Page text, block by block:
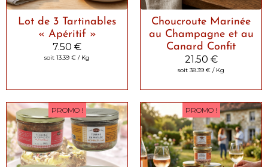
Lot de 3 Tartinables
« Apéritif »
7.50 €
soit 13.39 € / Kg
Choucroute Marinée
au Champagne et au
Canard Confit
21.50 €
soit 38.39 € / Kg
PROMO ! PROMO !